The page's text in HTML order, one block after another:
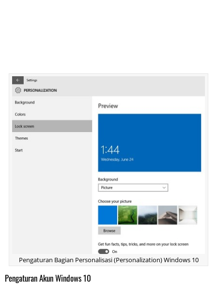
Pengaturan Bagian Personalisasi (Personalization) Windows 10
Pengaturan Akun Windows 10